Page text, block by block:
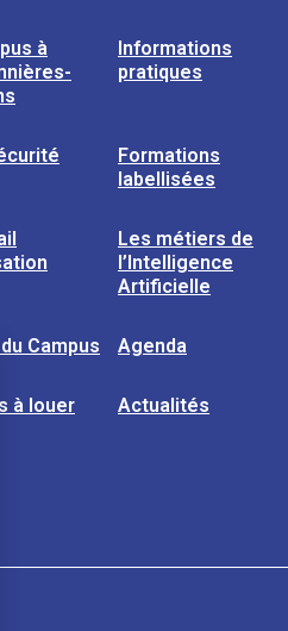
à
Informations
pratiques
Formations
labellisées
Les métiers de
l’Intelligence
Artificielle
du Campus Agenda
à louer Actualités